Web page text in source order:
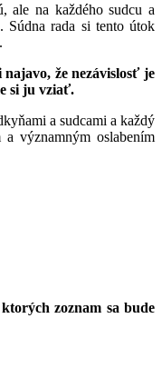
ale na každého sudcu a
Súdna rada si tento útok
že nezávislosť je
si ju vziať.
a sudcami a každý
významným oslabením
zoznam sa bude